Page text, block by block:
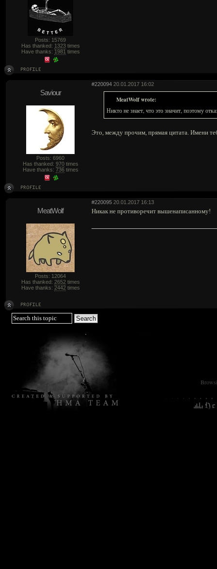
Posts: 15769
Has thanked: 1323times
Have thanks: 1981 times
#220094 20.01.2017 16:02
Saviour
Posts: 6960
Has thanked: 970times
Have thanks: 736times
MeatWolf wrote:
Никто не знает, что это значит, поэтому
Это, между прочим, прямая цитата. Имени
#220095 20.01.2017 16:13
MeatWolf
Posts: 12064
Has thanked: 2652times
Have thanks: 2442times
Никак не противоречит вышенаписанному!